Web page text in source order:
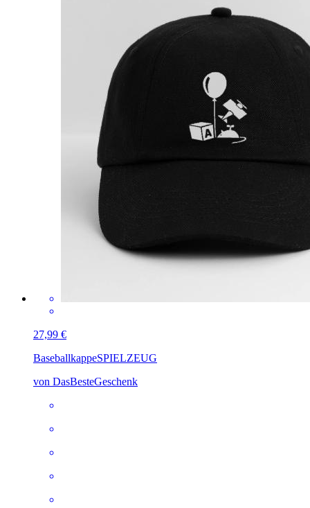
27,99 €
BaseballkappeSPIELZEUG
von DasBesteGeschenk